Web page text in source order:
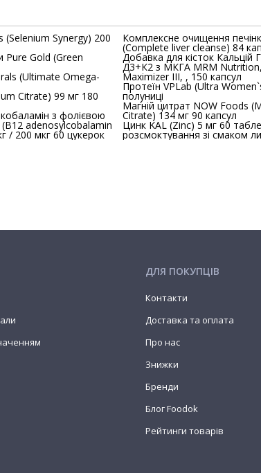
Synergy) 200
Pure Gold (Green
Citrate) 99 мг 180
з фолієвою
adenosylcobalamin
/ 200 мкг 60 цукерок
Комплексне очищення
(Сomplete liver cleanse) 84
Добавка для кісток Кальцій
Д3+К2 з МКГА MRM
Maximizer III, , 150 капсул
Протеїн VPLab (Ultra
полуниці
Магній цитрат NOW Foods (Magnesium
Citrate) 134 мг 90 капсул
Цинк KAL (Zinc) 5 мг 60
розсмоктування зі смаком
ДЛЯ ПОКУПЦІВ
Контакти
Доставка та оплата
Про нас
Знижки
Бренди
Блог Foodok
Рейтинги товарів